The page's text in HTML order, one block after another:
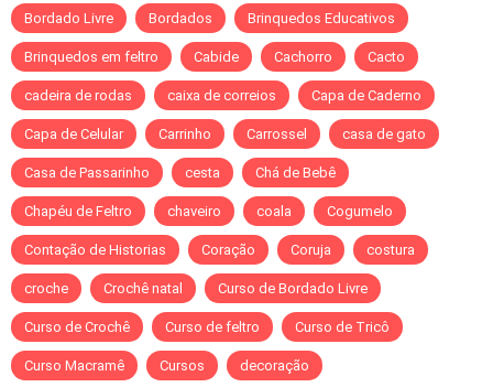
Bordado Livre Bordados Brinquedos Educativos
Brinquedos em feltro Cabide Cachorro Cacto
cadeira de rodas caixa de correios Capa de Caderno
Capa de Celular Carrinho Carrossel casa de gato
Casa de Passarinho cesta Chá de Bebê
Chapéu de Feltro chaveiro coala Cogumelo
Contação de Historias Coração Coruja costura
croche Crochê natal Curso de Bordado Livre
Curso de Crochê Curso de feltro Curso de Tricô
Curso Macramê Cursos decoração